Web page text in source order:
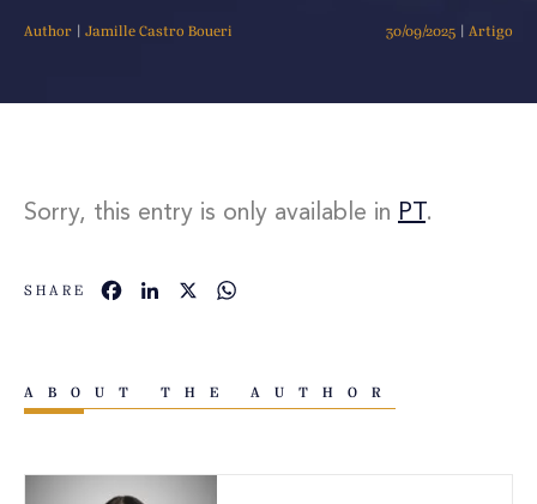
Author | Jamille Castro Boueri 30/09/2025 | Artigo
Sorry, this entry is only available in PT .
SHARE FacebookLinkedIn
ABOUT THE AUTHOR